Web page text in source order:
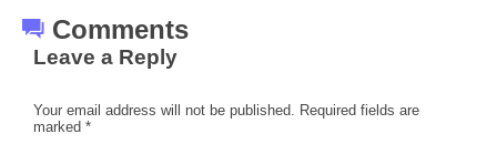
Comments
Leave a Reply
Your email address will not be published. Required fields are
marked *